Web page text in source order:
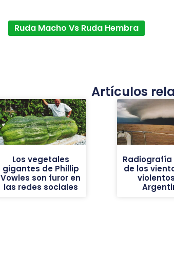
Ruda Macho Vs Ruda Hembra
Artículos
Los vegetales
gigantes de Phillip
Vowles son furor en
las redes sociales
Radiografía
de los